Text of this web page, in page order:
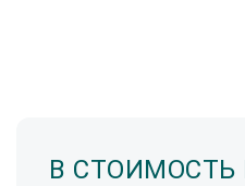
В СТОИМОСТЬ